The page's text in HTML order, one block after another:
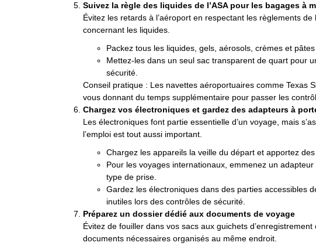
Suivez la règle des liquides de l’ASA pour les bagages à
Évitez les retards à l’aéroport en respectant les règlements
concernant les liquides.
Packez tous les liquides, gels, aérosols, crèmes et
Mettez-les dans un seul sac transparent de quart pour
sécurité.
Conseil pratique : Les navettes aéroportuaires comme Texas
vous donnant du temps supplémentaire pour passer les
Chargez vos électroniques et gardez des adapteurs à
Les électroniques font partie essentielle d’un voyage, mais
l’emploi est tout aussi important.
Chargez les appareils la veille du départ et apportez
Pour les voyages internationaux, emmenez un
type de prise.
Gardez les électroniques dans des parties accessibles
inutiles lors des contrôles de sécurité.
Préparez un dossier dédié aux documents de voyage
Évitez de fouiller dans vos sacs aux guichets
documents nécessaires organisés au même endroit.